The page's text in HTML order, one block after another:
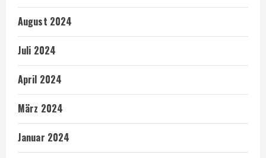
August 2024
Juli 2024
April 2024
März 2024
Januar 2024